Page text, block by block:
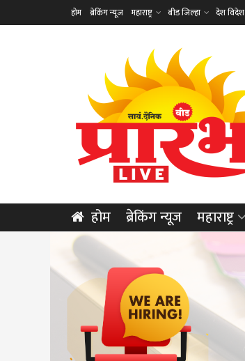
होम ब्रेकिंग न्यूज महाराष्ट्र बीड जिल्हा देश विदेश
होम ब्रेकिंग न्यूज महाराष्ट्र